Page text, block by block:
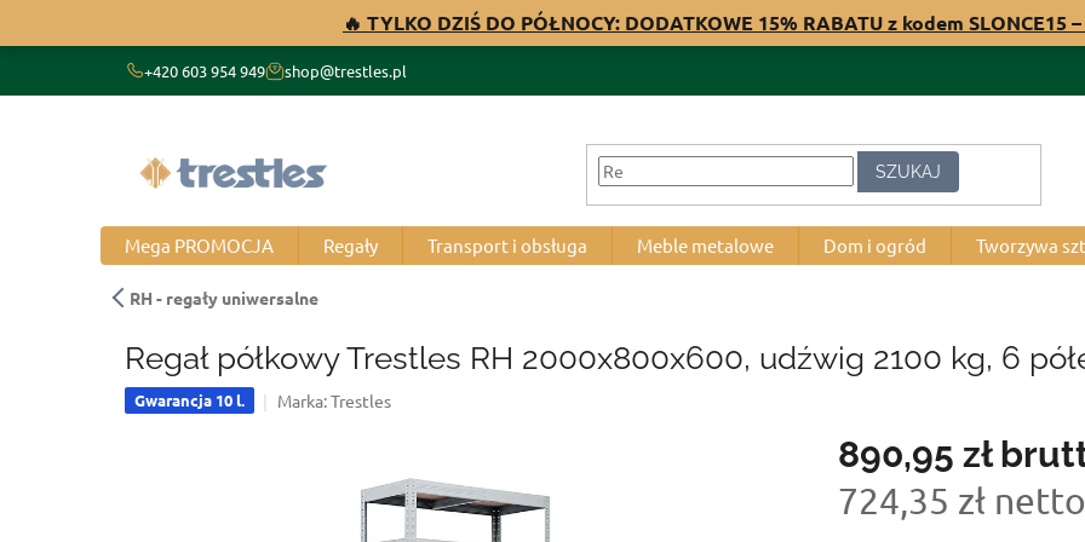
🔥 TYLKO DZIŚ DO PÓŁNOCY: DODATKOWE 15% RABATU z kodem SLONCE15
+420 603 954 949 shop@trestles.pl
SZUKAJ
Mega PROMOCJA Regały Transport i obsługa Meble metalowe Dom i ogród Tworzywa
RH - regały uniwersalne
Regał półkowy Trestles RH 2000x800x600, udźwig 2100 kg, 6
Gwarancja 10 l. Marka:Trestles
890,95 zł
724,35 zł netto